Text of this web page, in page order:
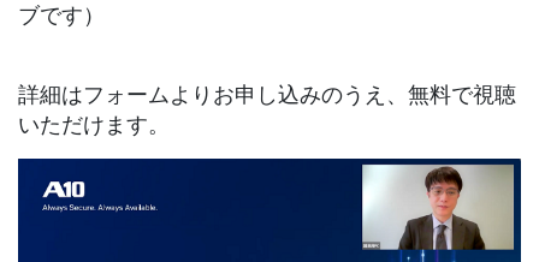
ブです）
詳細はフォームよりお申し込みのうえ、無料で視聴
いただけます。